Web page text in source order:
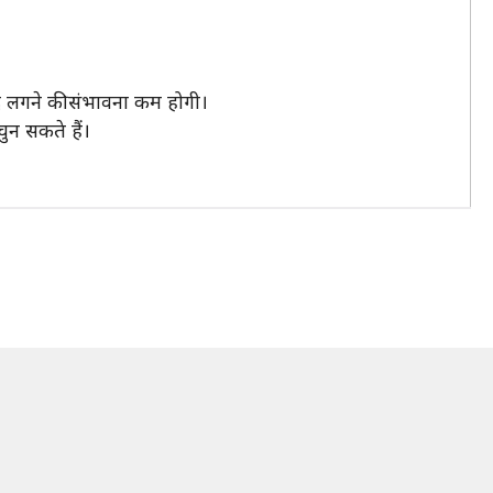
की संभावना कम होगी।
सकते हैं।